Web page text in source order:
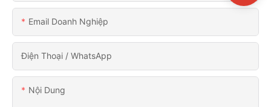
Email Doanh Nghiệp
Điện Thoại / WhatsApp
Nội Dung